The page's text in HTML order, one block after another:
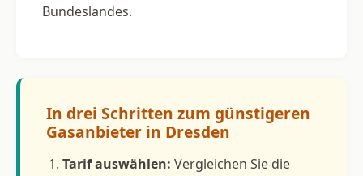
Bundeslandes.
In drei Schritten zum günstigeren
Gasanbieter in Dresden
Tarif auswählen: Vergleichen Sie die